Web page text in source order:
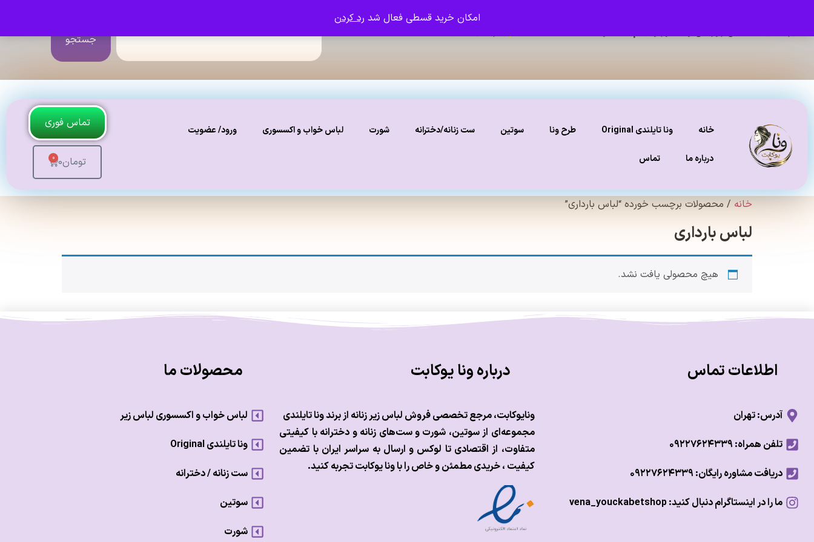
امکان خرید قسطی فعال شد رد کردن
جستجو
خانه ونا تایلندی Original طرح ونا سوتین ست زنانه/دخترانه شورت لباس خواب و اکسسوری ورود/ عضویت
درباره ما تماس
تماس فوری
تومان0
0
خانه / محصولات برچسب خورده “لباس بارداری”
لباس بارداری
هیچ محصولی یافت نشد.
اطلاعات تماس
آدرس: تهران
تلفن همراه: ۰۹۲۲۷۶۲۴۳۳۹
دریافت مشاوره رایگان: ۰۹۲۲۷۶۲۴۳۳۹
ما را در اینستاگرام دنبال کنید: vena_youckabetshop
درباره ونا یوکابت
ونایوکابت، مرجع تخصصی فروش لباس زیر زنانه از برند ونا تایلندی
مجموعه‌ای از سوتین، شورت و ست‌های زنانه و دخترانه با کیفیتی
متفاوت، از اقتصادی تا لوکس و ارسال به سراسر ایران با تضمین
کیفیت ، خریدی مطمئن و خاص را با ونا یوکابت تجربه کنید.
محصولات ما
لباس خواب و اکسسوری لباس زیر
ونا تایلندی Original
ست زنانه / دخترانه
سوتین
شورت